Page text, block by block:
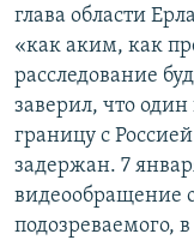
глава области
«как аким, как
расследование
заверил, что
границу с
задержан. 7
видеообращение
подозреваемого,